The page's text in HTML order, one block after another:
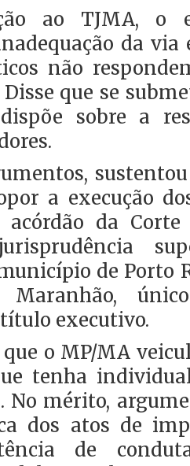
ao TJMA, o
da via
não
Disse que se
sobre a
a execução
acórdão da
de Porto
executivo.
o MP/MA
tenha
No mérito,
dos atos de
de